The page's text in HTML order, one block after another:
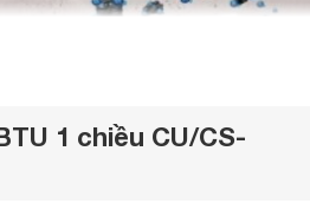
1 chiều CU/CS-